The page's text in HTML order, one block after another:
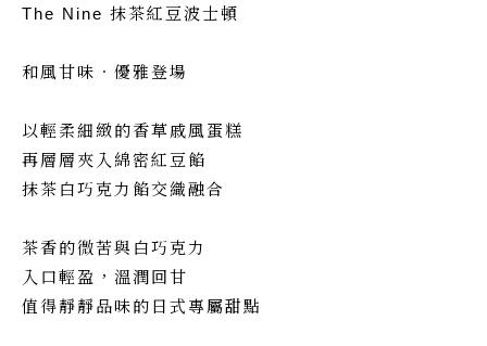
The Nine 抹茶紅豆波士頓
和風甘味．優雅登場
以輕柔細緻的香草戚風蛋糕
再層層夾入綿密紅豆餡
抹茶白巧克力餡交織融合
茶香的微苦與白巧克力
入口輕盈，溫潤回甘
值得靜靜品味的日式專屬甜點